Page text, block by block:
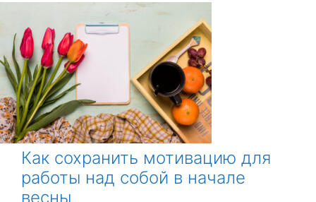
р
и
к
и
Как сохранить мотивацию для
работы над собой в начале
весны